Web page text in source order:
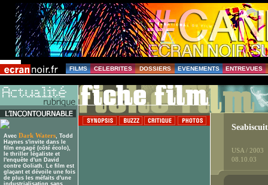
FILMS CELEBRITES DOSSIERS EVENEMENTS ENTREVUES
Avec Dark Waters, Todd
Haynes s'invite dans le
film engagé (côté écolo),
le thriller légaliste et
l'enquête d'un David
contre Goliath. Le film est
glaçant et dévoile une fois
de plus les méfaits d'une
industrialisation sans
USA / 2003
08.10.03